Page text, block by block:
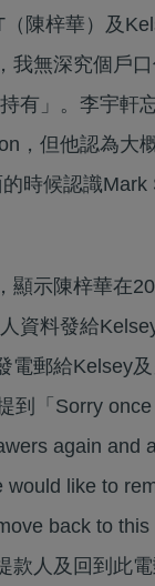
（陳梓華）及
我無深究個戶
持有」。李宇軒
，但他認為大
時候認識Mark
顯示陳梓華在
資料發給
電郵給Kelsey
到「Sorry
again and
would like to
back to
款人及回到此電